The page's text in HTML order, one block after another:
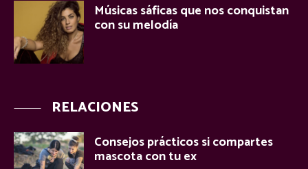
Músicas sáficas que nos conquistan
con su melodía
RELACIONES
Consejos prácticos si compartes
mascota con tu ex